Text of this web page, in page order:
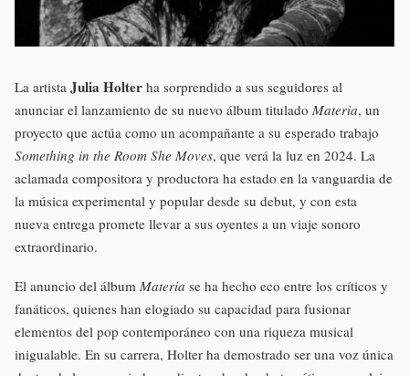
La artista Julia Holter ha sorprendido a sus seguidores al
anunciar el lanzamiento de su nuevo álbum titulado Materia, un
proyecto que actúa como un acompañante a su esperado trabajo
Something in the Room She Moves, que verá la luz en 2024. La
aclamada compositora y productora ha estado en la vanguardia de
la música experimental y popular desde su debut, y con esta
nueva entrega promete llevar a sus oyentes a un viaje sonoro
extraordinario.
El anuncio del álbum Materia se ha hecho eco entre los críticos y
fanáticos, quienes han elogiado su capacidad para fusionar
elementos del pop contemporáneo con una riqueza musical
inigualable. En su carrera, Holter ha demostrado ser una voz única